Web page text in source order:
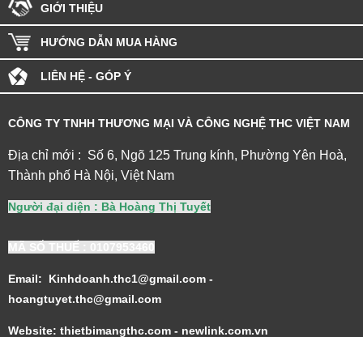
GIỚI THIỆU
HƯỚNG DẪN MUA HÀNG
LIÊN HỆ - GÓP Ý
CÔNG TY TNHH THƯƠNG MẠI VÀ CÔNG NGHỆ THC VIỆT NAM
Địa chỉ mới : Số 6, Ngõ 125 Trung kính, Phường Yên Hoà,
Thành phố Hà Nội, Việt Nam
Người đại diện : Bà Hoàng Thị Tuyết
MÃ SỐ THUẾ : 0107953460
Email: Kinhdoanh.thc1@gmail.com -
hoangtuyet.thc@gmail.com
Website: thietbimangthc.com - newlink.com.vn